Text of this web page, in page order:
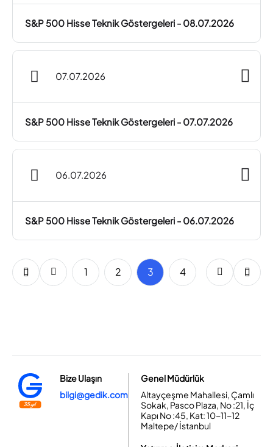
S&P 500 Hisse Teknik Göstergeleri - 08.07.2026
07.07.2026
S&P 500 Hisse Teknik Göstergeleri - 07.07.2026
06.07.2026
S&P 500 Hisse Teknik Göstergeleri - 06.07.2026
1 2 3 4 5 6
Bize Ulaşın
bilgi@gedik.com
Genel Müdürlük
Altayçeşme Mahallesi, Çamlı
Sokak, Pasco Plaza, No :21, İç
Kapı No :45, Kat: 10-11-12
Maltepe/ İstanbul